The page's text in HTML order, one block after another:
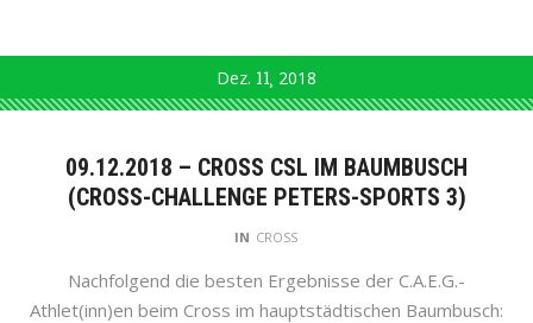
Dez. 11 2018
09.12.2018 – CROSS CSL IM BAUMBUSCH
(CROSS-CHALLENGE PETERS-SPORTS 3)
IN CROSS
Nachfolgend die besten Ergebnisse der C.A.E.G.-
Athlet(inn)en beim Cross im hauptstädtischen Baumbusch: